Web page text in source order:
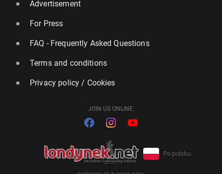
Advertisement
For Press
FAQ - Frequently Asked Questions
Terms and conditions
Privacy policy / Cookies
JOIN US ONLINE:
Po polsku